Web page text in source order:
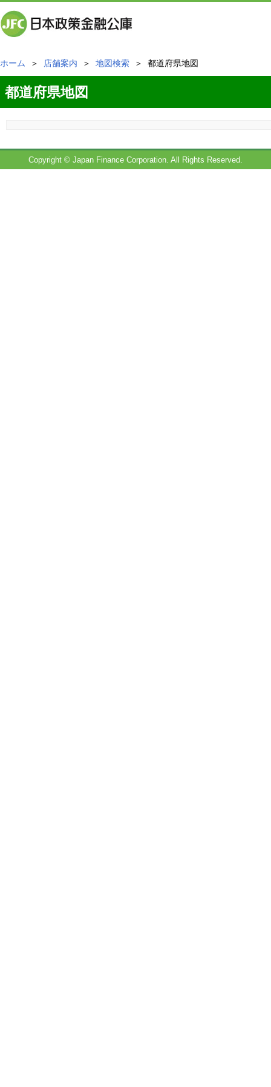
ホーム ＞ 店舗案内 ＞ 地図検索 ＞ 都道府県地図
都道府県地図
Copyright © Japan Finance Corporation. All Rights Reserved.